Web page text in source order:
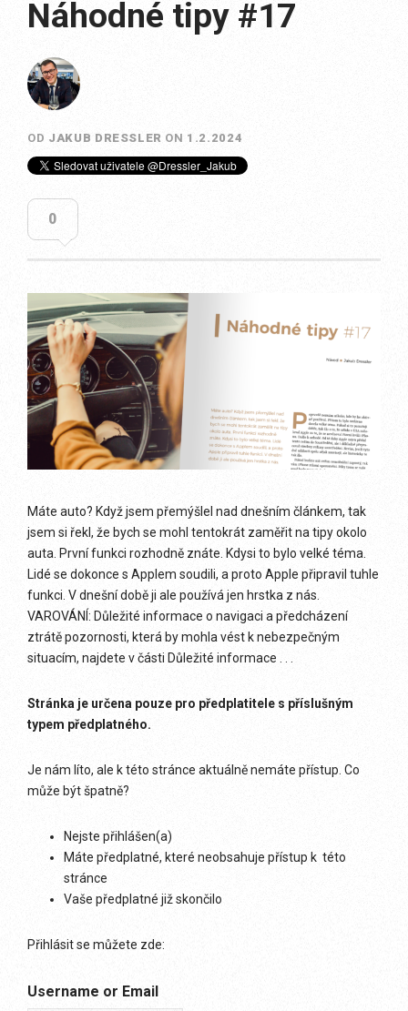
Náhodné tipy #17
OD JAKUB DRESSLER ON 1.2.2024
0
Máte auto? Když jsem přemýšlel nad dnešním článkem, tak
jsem si řekl, že bych se mohl tentokrát zaměřit na tipy okolo
auta. První funkci rozhodně znáte. Kdysi to bylo velké téma.
Lidé se dokonce s Applem soudili, a proto Apple připravil tuhle
funkci. V dnešní době ji ale používá jen hrstka z nás.
VAROVÁNÍ: Důležité informace o navigaci a předcházení
ztrátě pozornosti, která by mohla vést k nebezpečným
situacím, najdete v části Důležité informace . . .
Stránka je určena pouze pro předplatitele s příslušným
typem předplatného.
Je nám líto, ale k této stránce aktuálně nemáte přístup. Co
může být špatně?
Nejste přihlášen(a)
Máte předplatné, které neobsahuje přístup k této
stránce
Vaše předplatné již skončilo
Přihlásit se můžete zde:
Username or Email